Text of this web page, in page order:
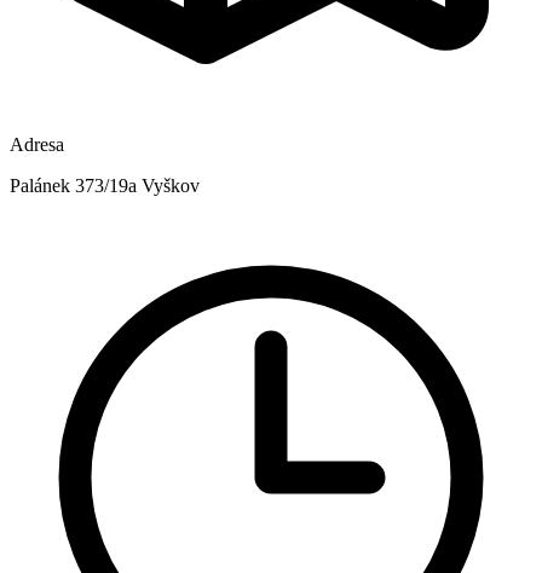
Adresa
Palánek 373/19a Vyškov